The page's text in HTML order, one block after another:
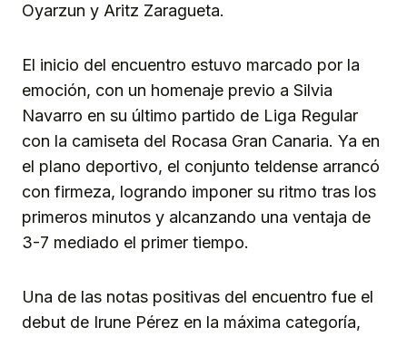
Oyarzun y Aritz Zaragueta.
El inicio del encuentro estuvo marcado por la
emoción, con un homenaje previo a Silvia
Navarro en su último partido de Liga Regular
con la camiseta del Rocasa Gran Canaria. Ya en
el plano deportivo, el conjunto teldense arrancó
con firmeza, logrando imponer su ritmo tras los
primeros minutos y alcanzando una ventaja de
3-7 mediado el primer tiempo.
Una de las notas positivas del encuentro fue el
debut de Irune Pérez en la máxima categoría,